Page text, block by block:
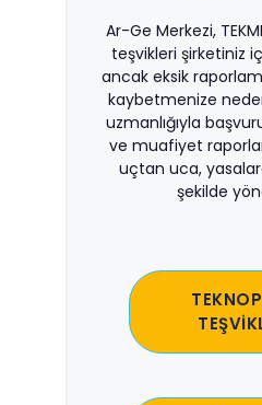
Ar-Ge Merkezi,
teşvikleri şirketiniz
ancak eksik
kaybetmenize
uzmanlığıyla
ve muafiyet
uçtan uca,
şekilde